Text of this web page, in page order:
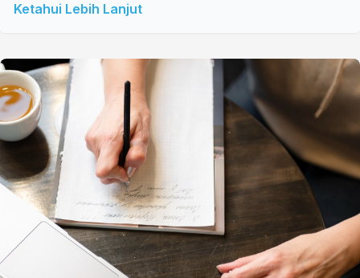
Ketahui Lebih Lanjut